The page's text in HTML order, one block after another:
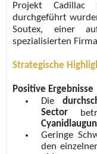
Projekt Cadillac
durchgeführt
Soutex, einer
spezialisierten
Strategische
Positive Ergebnisse
Die
Sector
Geringe
den